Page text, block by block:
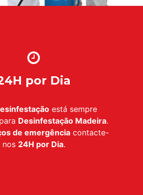
por Dia
está sempre
Desinfestação Madeira.
de emergênciacontacte-
nos 24H por Dia.